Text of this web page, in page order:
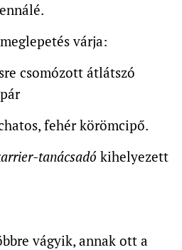
várja:
csomózott átlátszó
fehér körömcipő.
tanácsadó kihelyezett
vágyik, annak ott a